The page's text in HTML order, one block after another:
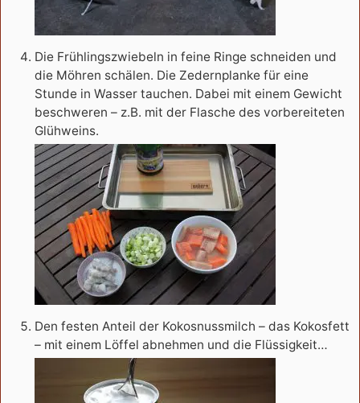
Die Frühlingszwiebeln in feine Ringe schneiden und
die Möhren schälen. Die Zedernplanke für eine
Stunde in Wasser tauchen. Dabei mit einem Gewicht
beschweren – z.B. mit der Flasche des vorbereiteten
Glühweins.
Den festen Anteil der Kokosnussmilch – das Kokosfett
– mit einem Löffel abnehmen und die Flüssigkeit…